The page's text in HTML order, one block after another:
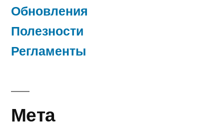
Обновления
Полезности
Регламенты
Мета